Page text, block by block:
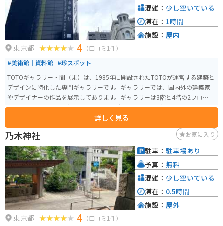
東京都 4 （口コミ1件）
#美術館｜資料館 #珍スポット
TOTOギャラリー・間（ま）は、1985年に開設されたTOTOが運営する建築と
デザインに特化した専門ギャラリーです。ギャラリーでは、国内外の建築家
やデザイナーの作品を展示してあります。ギャラリーは3階と4階の2フロアに
分かれており、入場は無料です。建築やデザインに興味がある人はもちろ
ん、一般の観光客にも楽しめる内容となっています。特に、出展者自身が展
示空間をデザインすることで、展示そのものが一つの「作品」として鑑賞で
きる点が特徴です。また、定期的に講演会やギャラリーツアーも開催されて
います。
詳しく見る
混雑： 少し空いている
滞在： 1時間
施設： 屋内
乃木神社 お気に入り
東京都 4 （口コミ1件）
駐車： 駐車場あり
予算： 無料
混雑： 少し空いている
滞在： 0.5時間
施設： 屋外